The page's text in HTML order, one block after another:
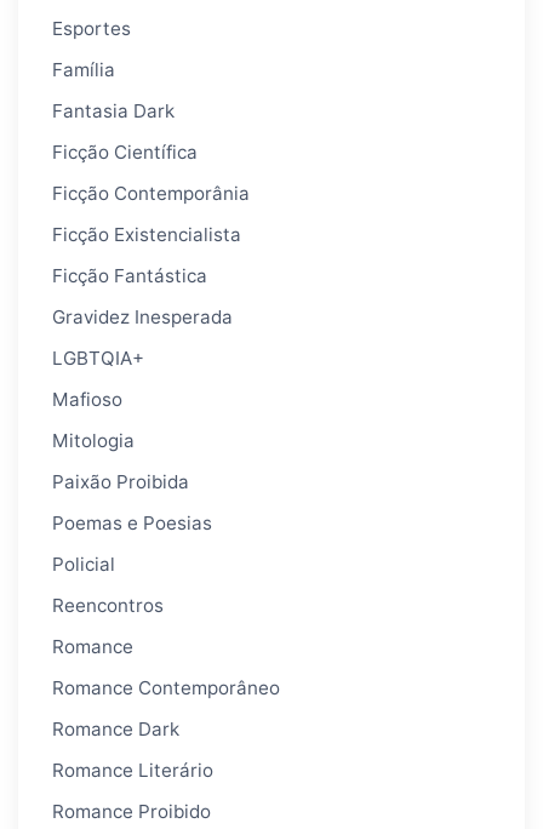
Esportes
Família
Fantasia Dark
Ficção Científica
Ficção Contemporânia
Ficção Existencialista
Ficção Fantástica
Gravidez Inesperada
LGBTQIA+
Mafioso
Mitologia
Paixão Proibida
Poemas e Poesias
Policial
Reencontros
Romance
Romance Contemporâneo
Romance Dark
Romance Literário
Romance Proibido